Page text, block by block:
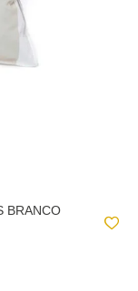
BRANCO